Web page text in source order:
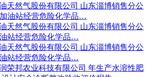
天然气股份有限公司 山东淄博销售分公
油站经营危险化学品…
天然气股份有限公司 山东淄博销售分公
站经营危险化学品…
天然气股份有限公司 山东淄博销售分公
站经营危险化学品…
荣邦农业科技有限公司 年生产水溶性肥